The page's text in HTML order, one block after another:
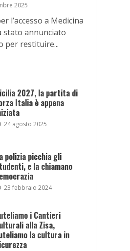
2025
l’accesso a Medicina
stato annunciato
per restituire...
2027, la partita di
Italia è appena
24 agosto 2025
polizia picchia gli
e la chiamano
23 febbraio 2024
i Cantieri
alla Zisa,
la cultura in